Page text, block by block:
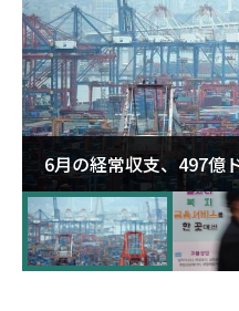
6月の経常収支、497億
が初の1000億ドル突破